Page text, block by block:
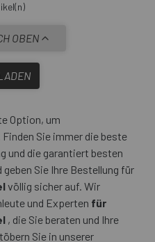
OBEN
Option, um
Sie immer die beste
und die garantiert besten
Sie Ihre Bestellung für
völlig sicher auf. Wir
und Experten für
, die Sie beraten und Ihre
Sie in unserer